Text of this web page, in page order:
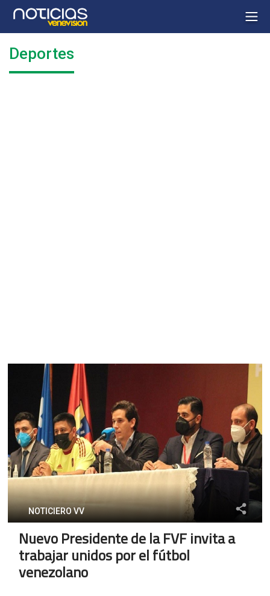
Deportes
NOTICIERO VV
Nuevo Presidente de la FVF invita a
trabajar unidos por el fútbol
venezolano